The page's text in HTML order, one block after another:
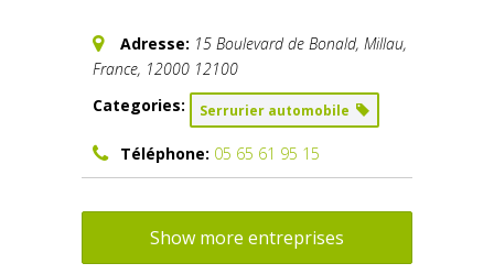
Adresse: 15 Boulevard de Bonald, Millau,
France, 12000 12100
Categories:
Serrurier automobile
Téléphone: 05 65 61 95 15
Show more entreprises